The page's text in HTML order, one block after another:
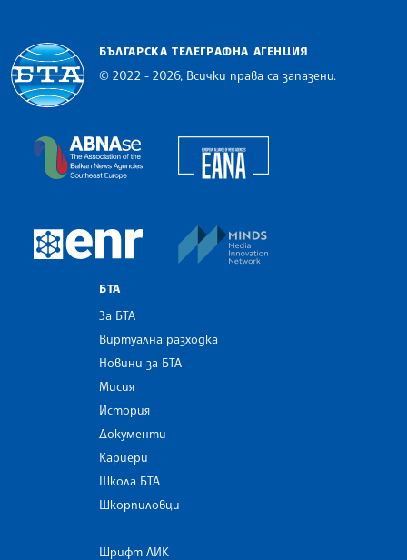
БЪЛГАРСКА ТЕЛЕГРАФНА АГЕНЦИЯ
© 2022 - 2026, Всички права са запазени.
The Assocoation of the Balkan News Agencies
European Newsroom
БТА
За БТА
Виртуална разходка
Новини за БТА
Мисия
История
Документи
Кариери
Школа БТА
Шкорпиловци
Шрифт ЛИК